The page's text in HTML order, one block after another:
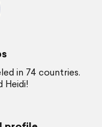
in 74 countries.
Heidi!